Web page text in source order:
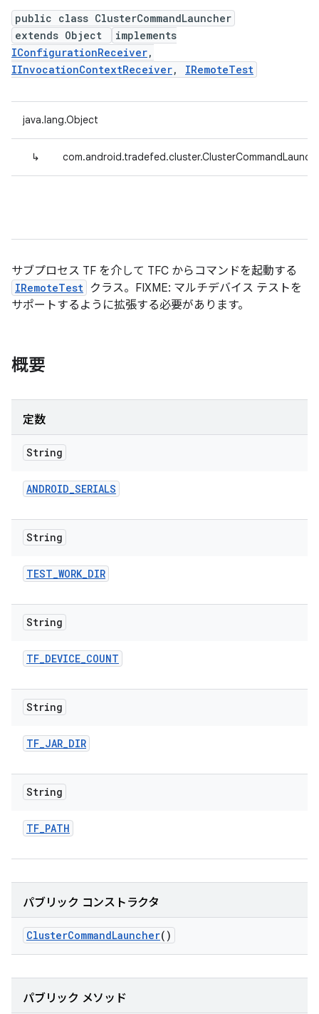
public class ClusterCommandLauncher
extends Object
implements
IConfigurationReceiver,
IInvocationContextReceiver, IRemoteTest
java.lang.Object
↳
サブプロセス TF を介して TFC からコマンドを起動する
IRemoteTest クラス。FIXME: マルチデバイス テストを
サポートするように拡張する必要があります。
概要
定数
String
ANDROID_SERIALS
String
TEST_WORK_DIR
String
TF_DEVICE_COUNT
String
TF_JAR_DIR
String
TF_PATH
パブリック コンストラクタ
ClusterCommandLauncher()
パブリック メソッド